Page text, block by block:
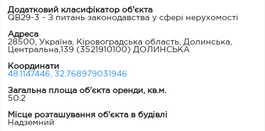
Додатковий класифікатор об'єкта
QB29-3 - З питань законодавства у сфері нерухомості
Адреса
28500, Україна, Кіровоградська область, Долинська,
Центральна,139 (3521910100) ДОЛИНСЬКА
Координати
48.1147446, 32.768979031946
Загальна площа об'єкта оренди, кв.м.
50.2
Місце розташування об'єкта в будівлі
Надземний